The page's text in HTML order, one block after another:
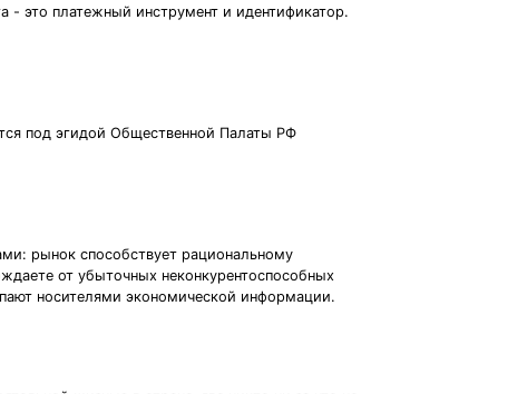
- это платежный инструмент и идентификатор.
под эгидой Общественной Палаты РФ
рынок способствует рациональному
от убыточных неконкурентоспособных
носителями экономической информации.